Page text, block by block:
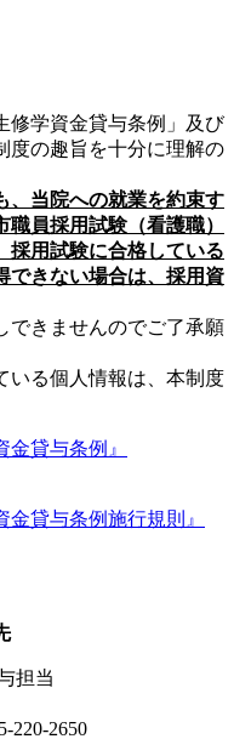
修学資金貸与条例」及び
度の趣旨を十分に理解の
、当院への就業を約束す
員採用試験（看護職）
採用試験に合格している
できない場合は、採用資
できませんのでご了承願
いる個人情報は、本制度
金貸与条例』
金貸与条例施行規則』
担当
2650